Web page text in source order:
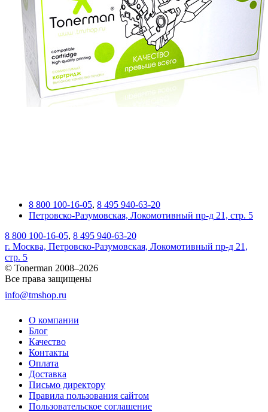
8 800 100-16-05, 8 495 940-63-20
Петровско-Разумовская, Локомотивный пр-д 21, стр. 5
8 800 100-16-05, 8 495 940-63-20
г. Москва, Петровско-Разумовская, Локомотивный пр-д 21,
стр. 5
© Tonerman 2008–2026
Все права защищены
info@tmshop.ru
О компании
Блог
Качество
Контакты
Оплата
Доставка
Письмо директору
Правила пользования сайтом
Пользовательское соглашение